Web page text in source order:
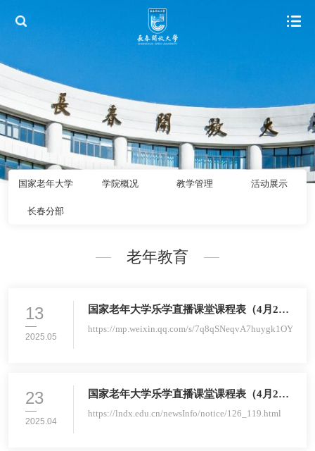
国家老年大学
长春分部
学院概况 教学管理 活动展示
老年教育
13
2025.05
国家老年大学乐学直播课堂课程表（4月28
日、4月30日）
https://mp.weixin.qq.com/s/7q8qSNeqvA7huygk1OYsOw
23
2025.04
国家老年大学乐学直播课堂课程表（4月21
日、23日、25日）
https://lndx.edu.cn/newsInfo/notice/126_119.html